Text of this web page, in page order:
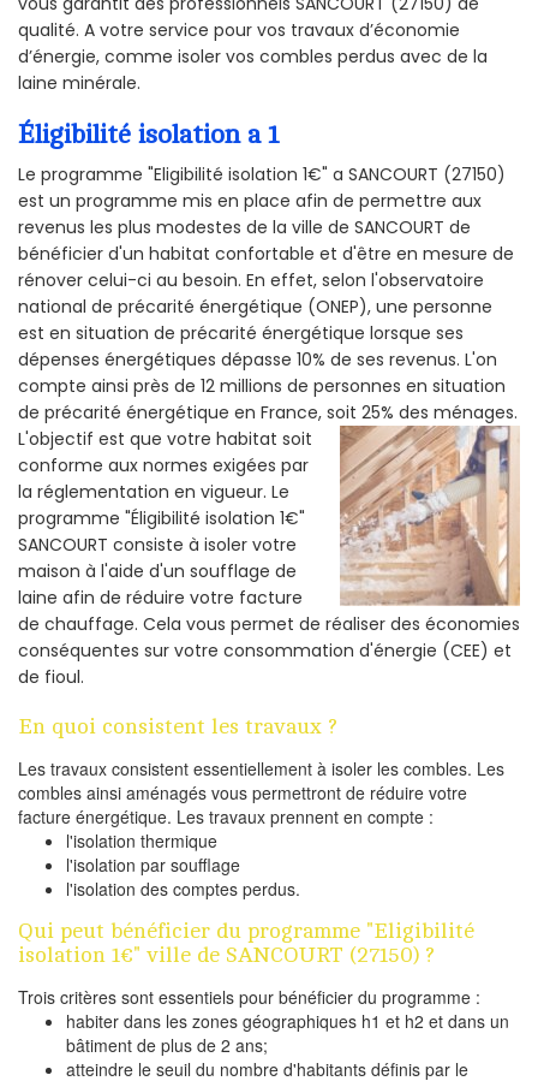
qualité. A votre service pour vos travaux d’économie
d’énergie, comme isoler vos combles perdus avec de la
laine minérale.
Éligibilité isolation a 1
Le programme "Eligibilité isolation 1€" a SANCOURT (27150)
est un programme mis en place afin de permettre aux
revenus les plus modestes de la ville de SANCOURT de
bénéficier d'un habitat confortable et d'être en mesure de
rénover celui-ci au besoin. En effet, selon l'observatoire
national de précarité énergétique (ONEP), une personne
est en situation de précarité énergétique lorsque ses
dépenses énergétiques dépasse 10% de ses revenus. L'on
compte ainsi près de 12 millions de personnes en situation
de précarité énergétique en France, soit 25% des ménages.
L'objectif est que votre habitat soit
conforme aux normes exigées par
la réglementation en vigueur. Le
programme "Éligibilité isolation 1€"
SANCOURT consiste à isoler votre
maison à l'aide d'un soufflage de
laine afin de réduire votre facture
de chauffage. Cela vous permet de réaliser des économies
conséquentes sur votre consommation d'énergie (CEE) et
de fioul.
En quoi consistent les travaux ?
Les travaux consistent essentiellement à isoler les combles. Les
combles ainsi aménagés vous permettront de réduire votre
facture énergétique. Les travaux prennent en compte :
l'isolation thermique
l'isolation par soufflage
l'isolation des comptes perdus.
Qui peut bénéficier du programme "Eligibilité
isolation 1€" ville de SANCOURT (27150) ?
Trois critères sont essentiels pour bénéficier du programme :
habiter dans les zones géographiques h1 et h2 et dans un
bâtiment de plus de 2 ans;
atteindre le seuil du nombre d'habitants définis par le